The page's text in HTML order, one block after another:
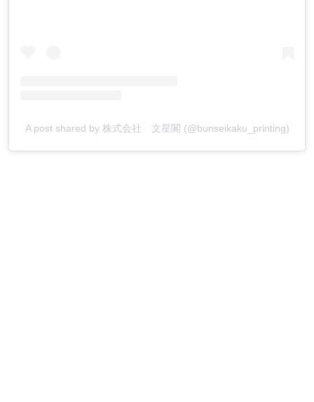
A post shared by 株式会社 文星閣 (@bunseikaku_printing)